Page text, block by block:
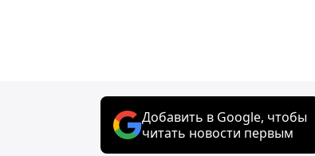
Добавить в Google, чтобы
читать новости первым